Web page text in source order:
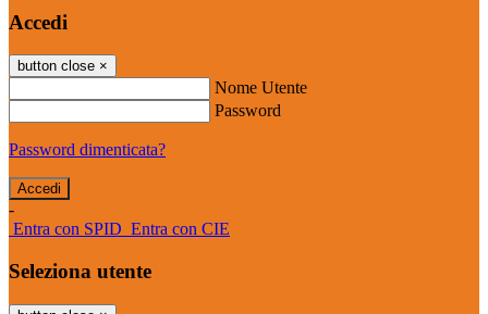
Accedi
button close ×
Nome Utente
Password
Password dimenticata?
-
Entra con SPID Entra con CIE
Seleziona utente